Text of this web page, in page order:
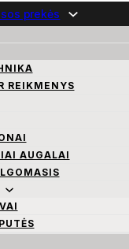
prekės
REIKMENYS
AUGALAI